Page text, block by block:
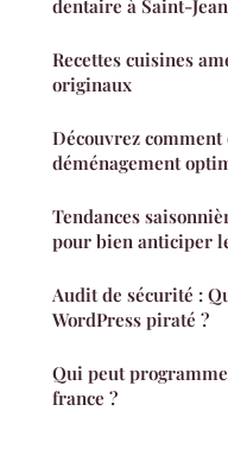
dentaire à Saint-
Recettes cuisines
originaux
Découvrez
déménagement
Tendances
pour bien anticiper
Audit de sécurité :
WordPress piraté ?
Qui peut
france ?